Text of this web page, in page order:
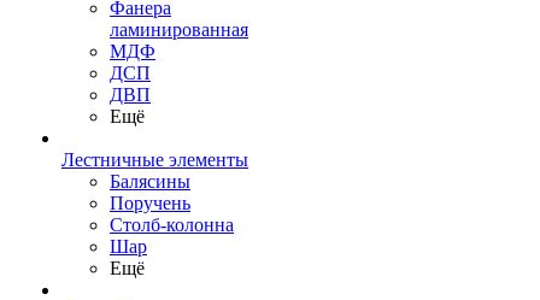
Фанера
ламинированная
МДФ
ДСП
ДВП
Ещё
Лестничные элементы
Балясины
Поручень
Столб-колонна
Шар
Ещё